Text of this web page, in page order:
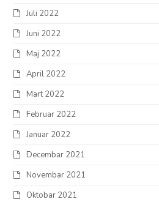
Juli 2022
Juni 2022
Maj 2022
April 2022
Mart 2022
Februar 2022
Januar 2022
Decembar 2021
Novembar 2021
Oktobar 2021